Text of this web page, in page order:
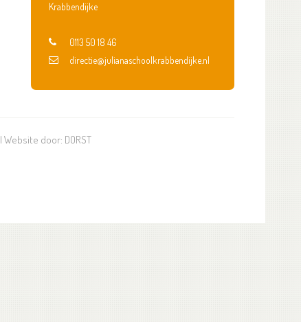
Krabbendijke
0113 50 18 46
directie@julianaschoolkrabbendijke.nl
| Website door: DORST